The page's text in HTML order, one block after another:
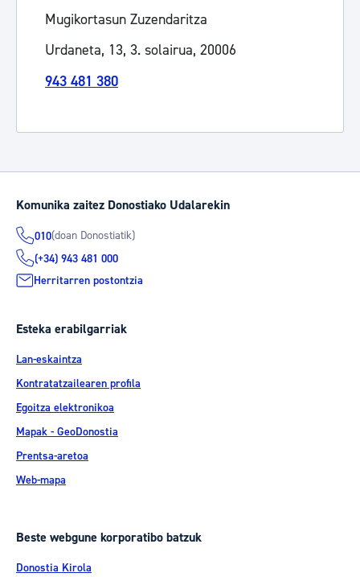
Mugikortasun Zuzendaritza
Urdaneta, 13, 3. solairua, 20006
943 481 380
Komunika zaitez Donostiako Udalarekin
010(doan Donostiatik)
(+34) 943 481 000
Herritarren postontzia
Esteka erabilgarriak
Lan-eskaintza
Kontratatzailearen profila
Egoitza elektronikoa
Mapak - GeoDonostia
Prentsa-aretoa
Web-mapa
Beste webgune korporatibo batzuk
Donostia Kirola